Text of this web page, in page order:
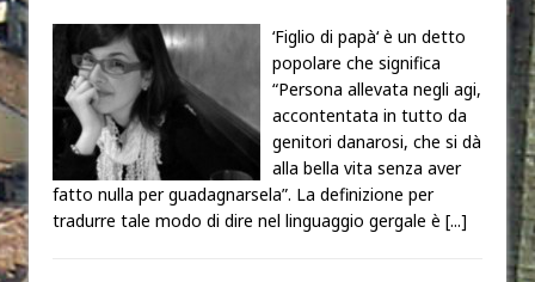
‘Figlio di papà‘ è un detto
popolare che significa
“Persona allevata negli agi,
accontentata in tutto da
genitori danarosi, che si dà
alla bella vita senza aver
fatto nulla per guadagnarsela”. La definizione per
tradurre tale modo di dire nel linguaggio gergale è [...]